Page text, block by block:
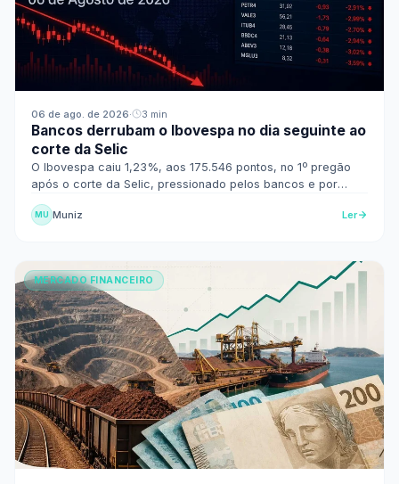
06 de ago. de 2026· 3 min
Bancos derrubam o Ibovespa no dia seguinte ao
corte da Selic
O Ibovespa caiu 1,23%, aos 175.546 pontos, no 1º pregão
após o corte da Selic, pressionado pelos bancos e por
MU Muniz Ler
MERCADO FINANCEIRO